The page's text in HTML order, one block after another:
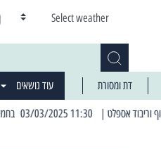
Select weather
דת ומסורת עוד נושאים
| 11:30 03/03/2025 בחמישי הקרוב: הרחובות בהם תהיה הפסקת חשמל יזומה